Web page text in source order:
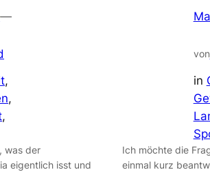
—
was der
eigentlich isst und
von
in
Ich möchte die
einmal kurz